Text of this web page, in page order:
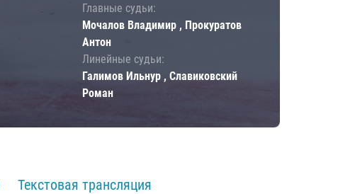
Главные судьи:
Мочалов Владимир , Прокуратов
Антон
Линейные судьи:
Галимов Ильнур , Славиковский
Роман
Текстовая трансляция